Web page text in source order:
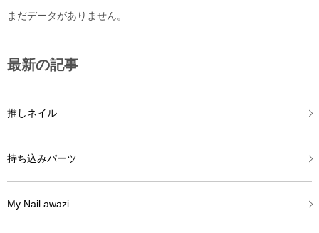
まだデータがありません。
最新の記事
推しネイル
持ち込みパーツ
My Nail.awazi